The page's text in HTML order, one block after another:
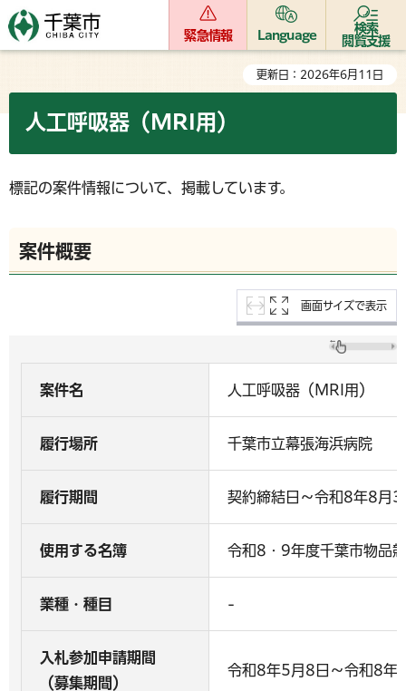
緊急情報 Language
検索
閲覧支援
更新日：2026年6月11日
人工呼吸器（MRI用）
標記の案件情報について、掲載しています。
案件概要
画面サイズで表示
案件名 人工呼吸器（MRI用）
履行場所 千葉市立幕張海浜病院
履行期間 契約締結日～令和8年8月
使用する名簿 令和8・9年度千葉市物品
業種・種目 -
入札参加申請期間
（募集期間）
令和8年5月8日～令和8年